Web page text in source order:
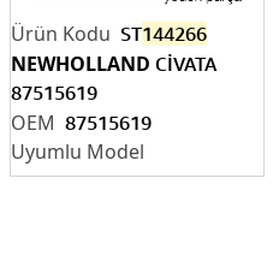
ST144266
87515619
NEWHOLLAND CİVATA
87515619